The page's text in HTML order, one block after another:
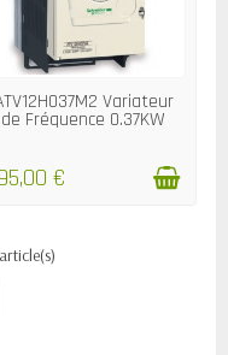
DÉLAIS 4/5 JOURS
Variateur
de Fréquence 0.37KW
€